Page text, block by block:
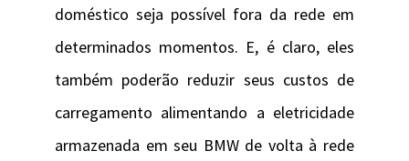
doméstico seja possível fora da rede em
determinados momentos. E, é claro, eles
também poderão reduzir seus custos de
carregamento alimentando a eletricidade
armazenada em seu BMW de volta à rede